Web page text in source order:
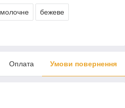
молочне бежеве
Оплата Умови повернення